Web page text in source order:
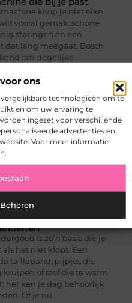
ons
technologieën om te
en om uw ervaring te
ingezet voor verschillende
advertenties en
Voor meer informatie
koop je niet elke
vooral gemak: schone
storingen en een
dat lang meegaat. Bosch
om degelijke
maar de verschillen tussen
beste ondergoed voor
is zo’n basis die je
als het niet klopt. Een
tailleband, pijpjes die
kruipen of stof die te warm
het kan je dag behoorlijk
Of je nu